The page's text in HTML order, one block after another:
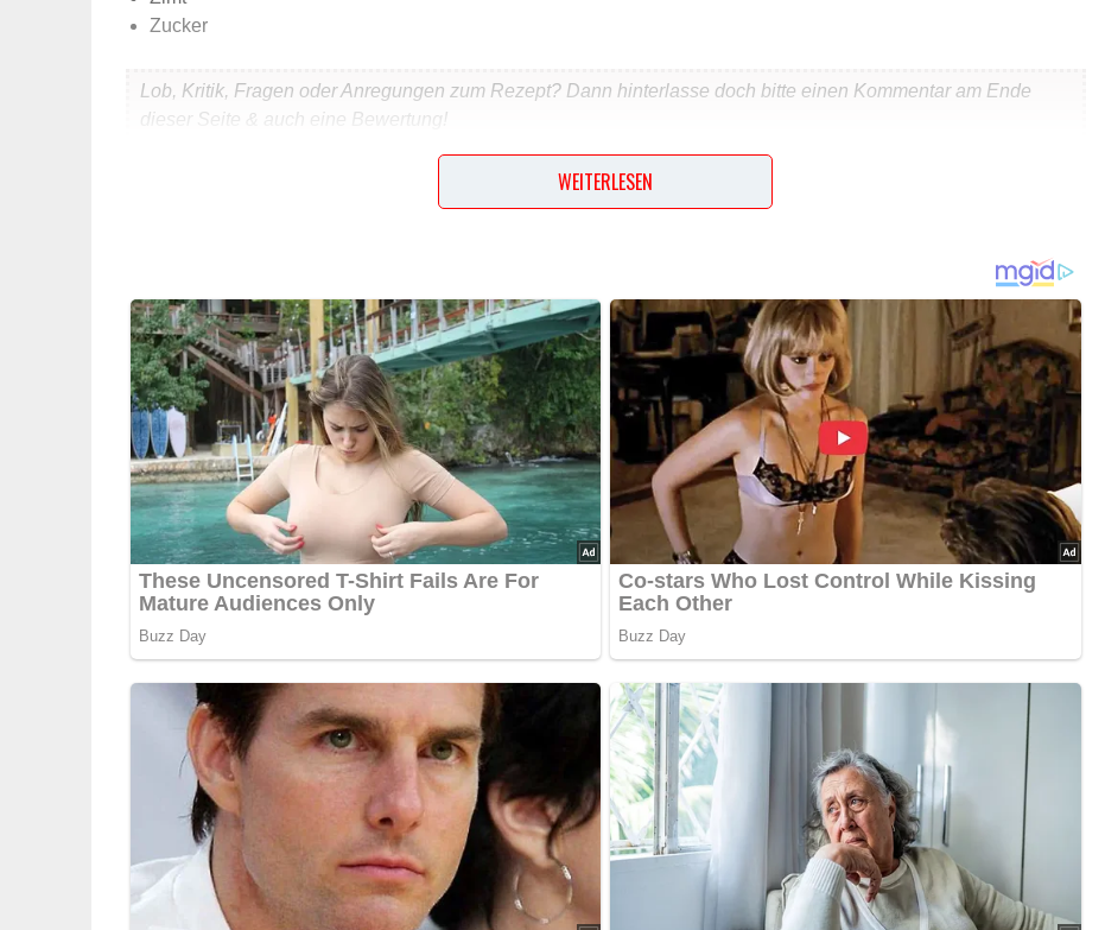
Zucker
Lob, Kritik, Fragen oder Anregungen zum Rezept? Dann hinterlasse doch bitte einen Kommentar am Ende
dieser Seite & auch eine Bewertung!
Die Butter (bis auf ca. 3-4 EL) schmelzen lassen und die Milch dazugeben. Die Flüssigkeit bei einer Temperatur
von ca. 37 Grad zur Hefe geben und gut umrühren. Salz, Zucker und Kardamom und fast das ganze Mehl zufügen
und zu einem Teig kneten. Den Rest Mehl aufbewahren zum Ausrollen. Danach 30 Minuten an einem warmen Ort
gehen lassen. Anschließend den Teig in 4 Teile teilen, jedes Teil ausrollen und mit der restlichen Butter
bestreichen. Mit Zucker und Zimt nach Geschmack bestreuen. Zusammen rollen und in 10 Stücke teilen. Die
Schnecken auf ein mit Backpapier belegtes Blech legen und wieder 30 Minuten gehen lassen. Mit Milch bepinseln
bei 250 Grad ca. 10 Minuten backen bis sie hellbraun sind.
(1 Bewertung)
WEITERLESEN